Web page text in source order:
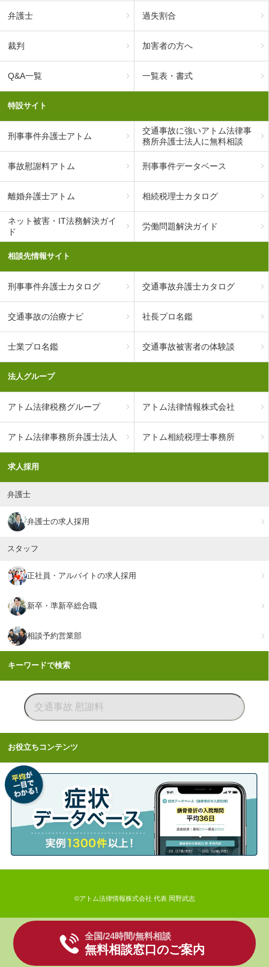
全国/24時間/無料相談
無料相談窓口のご案内
弁護士 過失割合
裁判 加害者の方へ
Q&A一覧 一覧表・書式
特設サイト
刑事事件弁護士アトム
交通事故に強いアトム法律事
務所弁護士法人に無料相談
事故慰謝料アトム 刑事事件データベース
離婚弁護士アトム 相続税理士カタログ
ネット被害・IT法務解決ガイ
ド
労働問題解決ガイド
相談先情報サイト
刑事事件弁護士カタログ 交通事故弁護士カタログ
交通事故の治療ナビ 社長プロ名鑑
士業プロ名鑑 交通事故被害者の体験談
法人グループ
アトム法律税務グループ アトム法律情報株式会社
アトム法律事務所弁護士法人 アトム相続税理士事務所
求人採用
弁護士
弁護士の求人採用
スタッフ
正社員・アルバイトの求人採用
新卒・準新卒総合職
相談予約営業部
キーワードで検索
お役立ちコンテンツ
©アトム法律情報株式会社 代表 岡野武志